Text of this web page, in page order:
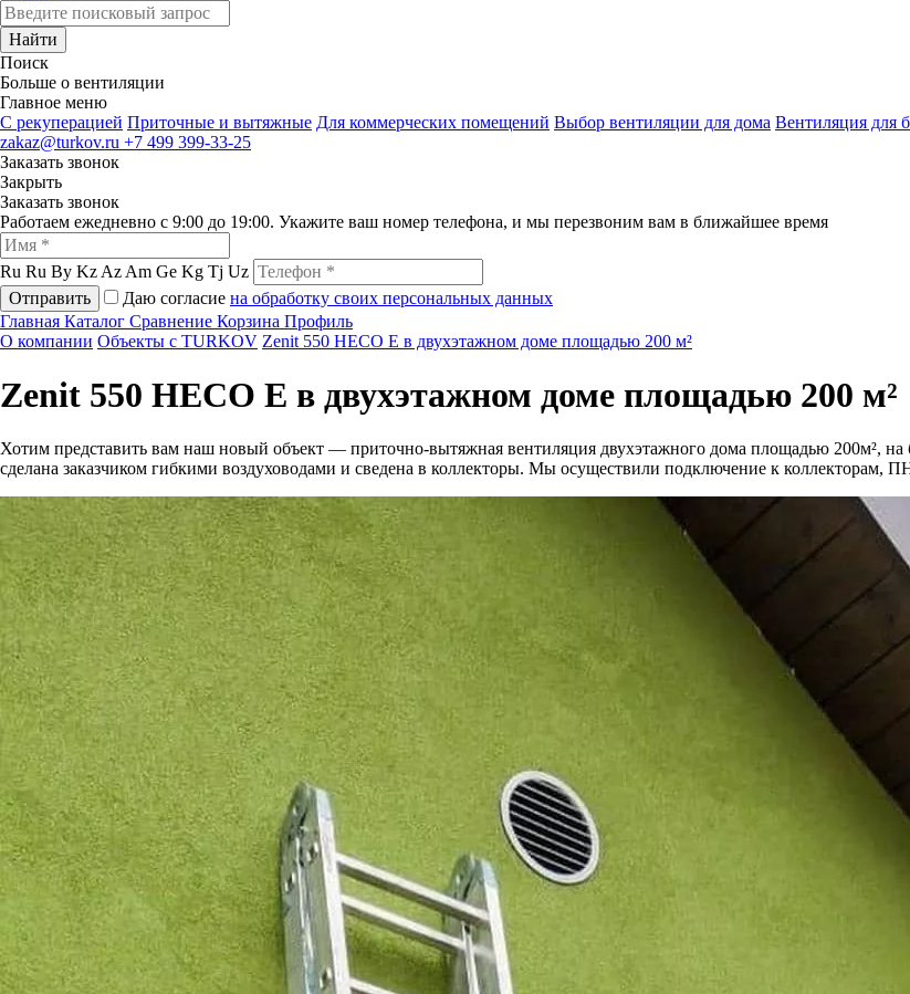
Найти
Поиск
Больше о вентиляции
Главное меню
C рекуперацией Приточные и вытяжные Для коммерческих помещений Выбор вентиляции для дома Вентиляция для
zakaz@turkov.ru +7 499 399-33-25
Заказать звонок
Закрыть
Заказать звонок
Работаем ежедневно с 9:00 до 19:00. Укажите ваш номер телефона, и мы перезвоним вам в ближайшее время
Ru Ru By Kz Az Am Ge Kg Tj Uz
Отправить
Даю согласие на обработку своих персональных данных
Главная Каталог Сравнение Корзина Профиль
О компании Объекты с TURKOV Zenit 550 HECO E в двухэтажном доме площадью 200 м²
Zenit 550 HECO E в двухэтажном доме площадью 200 м²
Хотим представить вам наш новый объект — приточно-вытяжная вентиляция двухэтажного дома площадью 200м²,
сделана заказчиком гибкими воздуховодами и сведена в коллекторы. Мы осуществили подключение к коллекторам,